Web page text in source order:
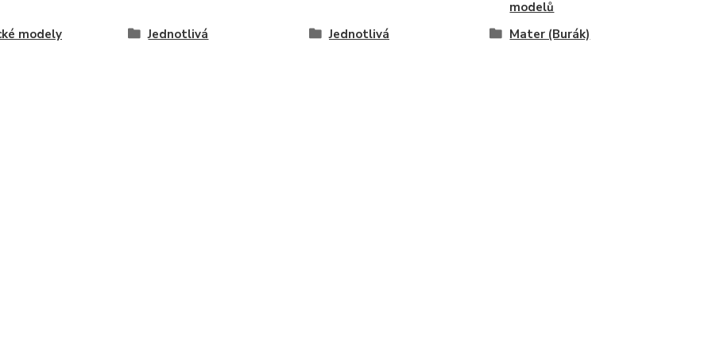
modelů
modely
Jednotlivá Jednotlivá Mater (Burák)